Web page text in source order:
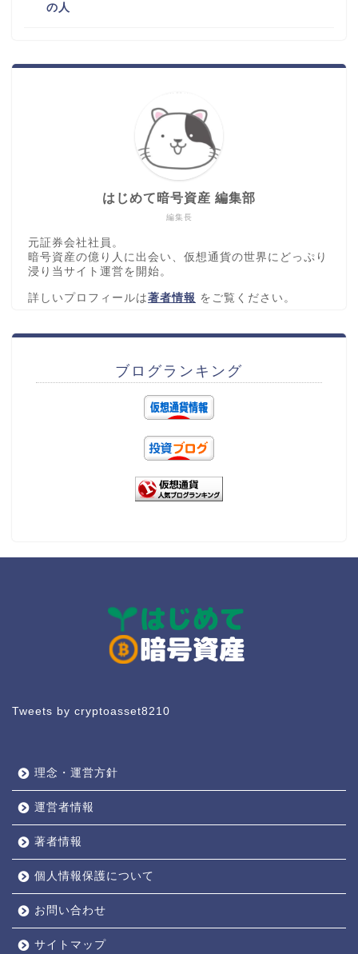
の人
編集長
はじめて暗号資産 編集部
元証券会社社員。
暗号資産の億り人に出会い、仮想通貨の世界にどっぷり
浸り当サイト運営を開始。
詳しいプロフィールは著者情報 をご覧ください。
ブログランキング
Tweets by cryptoasset8210
理念・運営方針
運営者情報
著者情報
個人情報保護について
お問い合わせ
サイトマップ